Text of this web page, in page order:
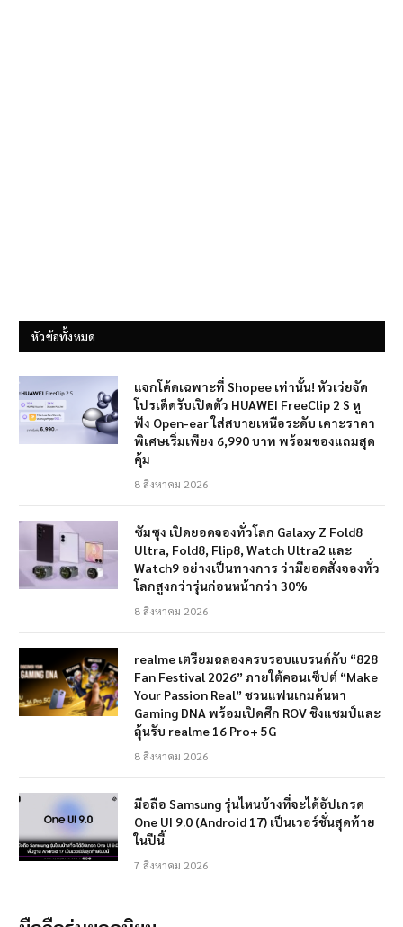
หัวข้อทั้งหมด
แจกโค้ดเฉพาะที่ Shopee เท่านั้น! หัวเว่ยจัด
โปรเด็ดรับเปิดตัว HUAWEI FreeClip 2 S หู
ฟัง Open-ear ใส่สบายเหนือระดับ เคาะราคา
พิเศษเริ่มเพียง 6,990 บาท พร้อมของแถมสุด
คุ้ม
8 สิงหาคม 2026
ซัมซุง เปิดยอดจองทั่วโลก Galaxy Z Fold8
Ultra, Fold8, Flip8, Watch Ultra2 และ
Watch9 อย่างเป็นทางการ ว่ามียอดสั่งจองทั่ว
โลกสูงกว่ารุ่นก่อนหน้ากว่า 30%
8 สิงหาคม 2026
realme เตรียมฉลองครบรอบแบรนด์กับ “828
Fan Festival 2026” ภายใต้คอนเซ็ปต์ “Make
Your Passion Real” ชวนแฟนเกมค้นหา
Gaming DNA พร้อมเปิดศึก ROV ชิงแชมป์และ
ลุ้นรับ realme 16 Pro+ 5G
8 สิงหาคม 2026
มือถือ Samsung รุ่นไหนบ้างที่จะได้อัปเกรด
One UI 9.0 (Android 17) เป็นเวอร์ชั่นสุดท้าย
ในปีนี้
7 สิงหาคม 2026